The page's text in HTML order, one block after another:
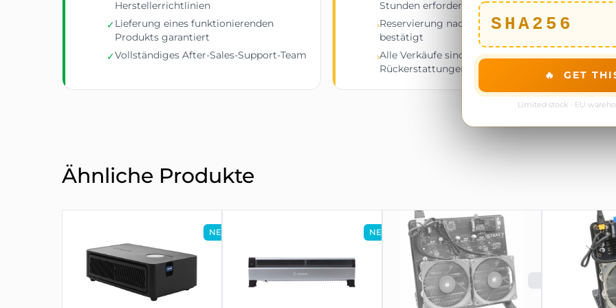
Indikator
📦 Lieferumfang
1 ×Canaan Avalon Q ASIC-
1 ×
1 ×
Schnellstart-Anleitung
Vom Hersteller garantierte
Hashrate
90T ±
Effizienz
18,6
Stromverbrauch
Geräuschpegel
45–65
Nettoabmessungen
455 ×
Herstellerrichtlinien
✓Lieferung eines funktionierenden
Produkts garantiert
✓Vollständiges After-Sales-Support-Team
Stunden erforderlich
›Reservierung nach Zahlungseingang
bestätigt
›Alle Verkäufe sind endgültig — keine
Rückerstattungen
Ähnliche Produkte
NEU NEU
SHA256
🔥 GET
Limited stock · EU